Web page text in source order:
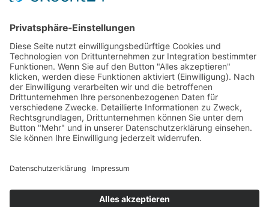
Legal
Impressum
Datenschutzerklärung
Cookie-Einstellungen
Programmkino.de richtet sich an Film- und Kinobegeisterte jeden